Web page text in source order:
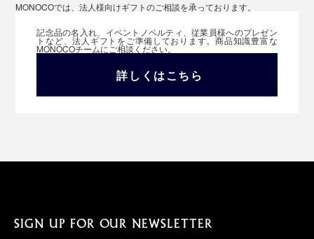
MONOCOでは、法人様向けギフトのご相談を承っております。
記念品の名入れ、イベントノベルティ、従業員様へのプレゼン
トなど、法人ギフトをご準備しております。商品知識豊富な
MONOCOチームにご相談ください。
詳しくはこちら
SIGN UP FOR OUR NEWSLETTER